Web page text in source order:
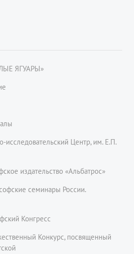
ЯГУАРЫ»
Центр, им. Е.П.
издательство «Альбатрос»
семинары России.
Конгресс
Конкурс, посвященный